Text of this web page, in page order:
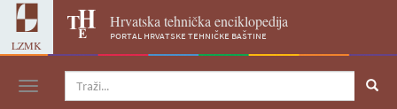
LZMK
Hrvatska tehnička enciklopedija
portal hrvatske tehničke baštine
Navigacija